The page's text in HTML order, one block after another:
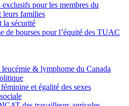
exclusifs pour les membres du
leurs families
la sécurité
de bourses pour l’équité des TUAC
leucémie & lymphome du Canada
et égalité des sexes